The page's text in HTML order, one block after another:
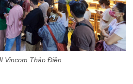
Vincom Thảo Điền